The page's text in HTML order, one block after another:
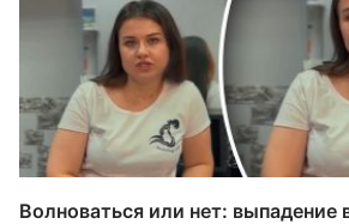
Волноваться или нет: выпадение